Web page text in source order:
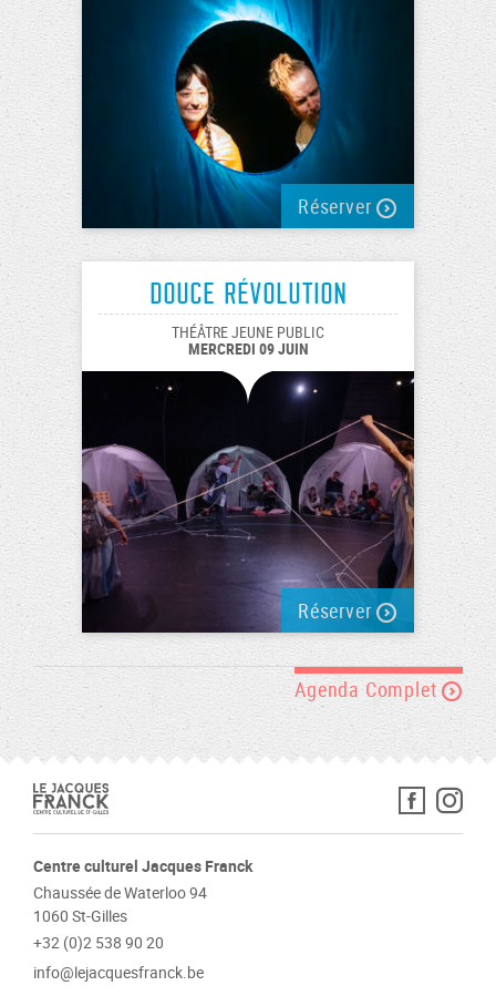
Réserver
Douce révolution
THÉÂTRE JEUNE PUBLIC
MERCREDI 09 JUIN
Réserver
Agenda Complet
Centre culturel Jacques Franck
Chaussée de Waterloo 94
1060 St-Gilles
+32 (0)2 538 90 20
info@lejacquesfranck.be